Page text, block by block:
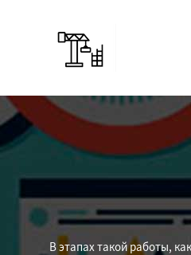
В этапах такой работы, как